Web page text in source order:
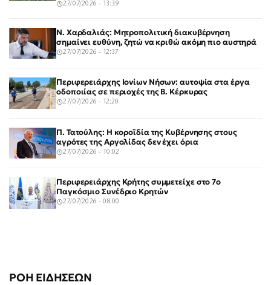
ΡΟΗ ΕΙΔΗΣΕΩΝ
27/07/2026 - 13:39
Ν. Χαρδαλιάς: Μητροπολιτική διακυβέρνηση
σημαίνει ευθύνη, ζητώ να κριθώ ακόμη πιο αυστηρά
27/07/2026 - 12:37
Περιφερειάρχης Ιονίων Νήσων: αυτοψία στα έργα
οδοποιίας σε περιοχές της Β. Κέρκυρας
27/07/2026 - 12:20
Π. Τατούλης: Η κοροϊδία της Κυβέρνησης στους
αγρότες της Αργολίδας δεν έχει όρια
27/07/2026 - 10:02
Περιφερειάρχης Κρήτης συμμετείχε στο 7ο
Παγκόσμιο Συνέδριο Κρητών
27/07/2026 - 08:00